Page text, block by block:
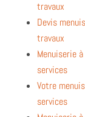
travaux
Devis
travaux
Menuiserie
services
Votre
services